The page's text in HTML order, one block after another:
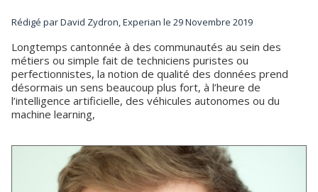
Rédigé par David Zydron, Experian le 29 Novembre 2019
Longtemps cantonnée à des communautés au sein des
métiers ou simple fait de techniciens puristes ou
perfectionnistes, la notion de qualité des données prend
désormais un sens beaucoup plus fort, à l’heure de
l’intelligence artificielle, des véhicules autonomes ou du
machine learning,